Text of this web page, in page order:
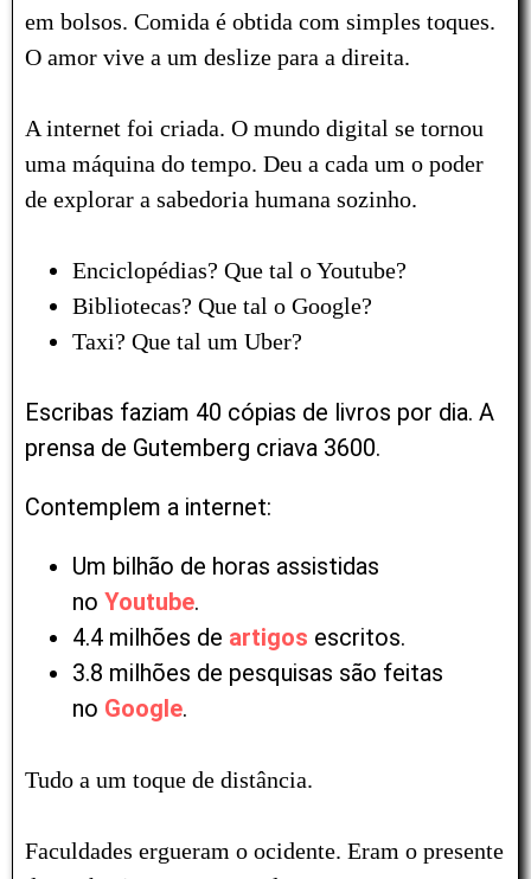
em bolsos. Comida é obtida com simples toques.
O amor vive a um deslize para a direita.
A internet foi criada. O mundo digital se tornou
uma máquina do tempo. Deu a cada um o poder
de explorar a sabedoria humana sozinho.
Enciclopédias? Que tal o Youtube?
Bibliotecas? Que tal o Google?
Taxi? Que tal um Uber?
Escribas faziam 40 cópias de livros por dia. A
prensa de Gutemberg criava 3600.
Contemplem a internet:
Um bilhão de horas assistidas
no Youtube.
4.4 milhões de artigos escritos.
3.8 milhões de pesquisas são feitas
no Google.
Tudo a um toque de distância.
Faculdades ergueram o ocidente. Eram o presente